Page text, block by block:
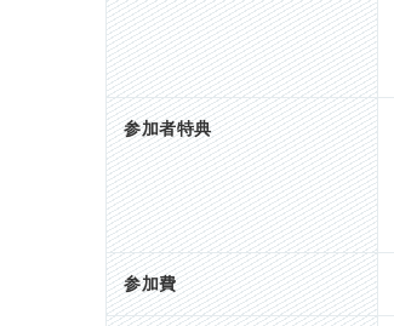
参加者特典
参加費